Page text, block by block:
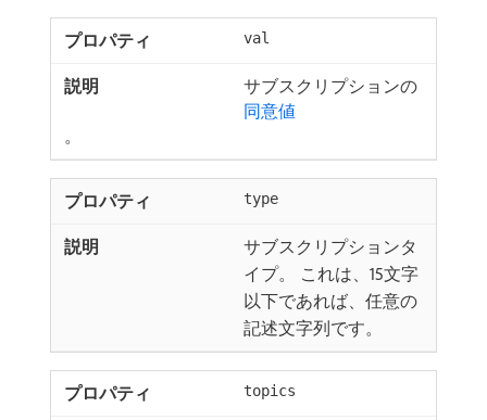
val
サブスクリプションの
同意値
。
type
サブスクリプションタ
イプ。 これは、15文字
以下であれば、任意の
記述文字列です。
topics